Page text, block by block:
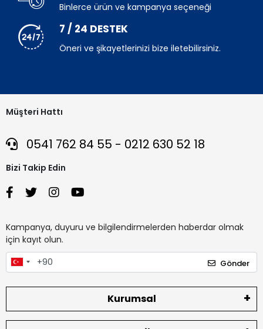
Binlerce ürün ve kampanya seçeneği
7 / 24 DESTEK
Öneri ve şikayetlerinizi bize iletebilirsiniz.
Müşteri Hattı
0541 762 84 55 - 0212 630 52 18
Bizi Takip Edin
Kampanya, duyuru ve bilgilendirmelerden haberdar olmak
için kayıt olun.
Gönder
Kurumsal